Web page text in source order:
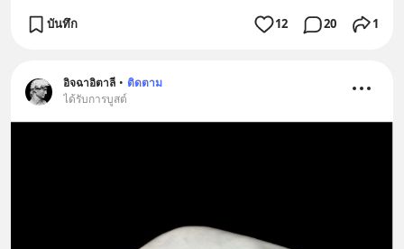
บันทึก 12 20 1
อิจฉาอิตาลี • ติดตาม
ได้รับการบูสต์